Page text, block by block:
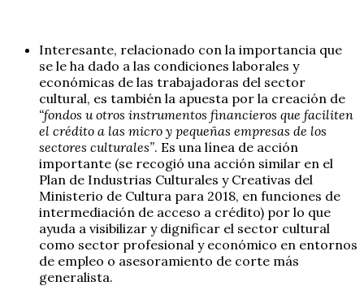
Interesante, relacionado con la importancia que
se le ha dado a las condiciones laborales y
económicas de las trabajadoras del sector
cultural, es también la apuesta por la creación de
“fondos u otros instrumentos financieros que faciliten
el crédito a las micro y pequeñas empresas de los
sectores culturales”. Es una línea de acción
importante (se recogió una acción similar en el
Plan de Industrias Culturales y Creativas del
Ministerio de Cultura para 2018, en funciones de
intermediación de acceso a crédito) por lo que
ayuda a visibilizar y dignificar el sector cultural
como sector profesional y económico en entornos
de empleo o asesoramiento de corte más
generalista.